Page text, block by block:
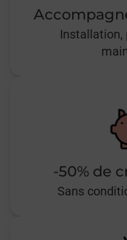
Installation,
-50% de
Sans